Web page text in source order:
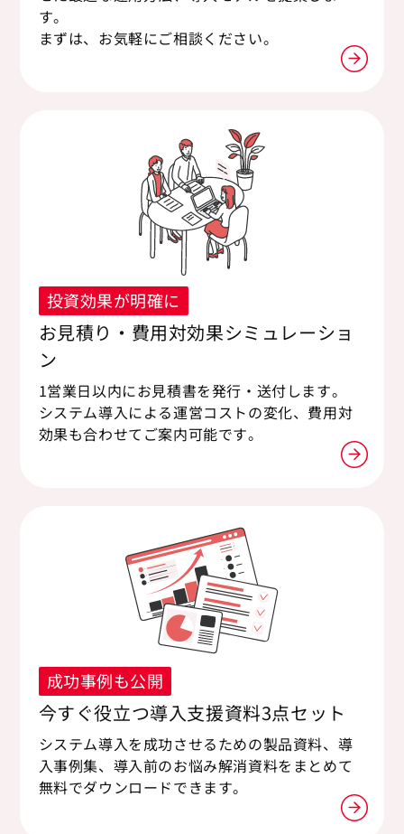
す。
まずは、お気軽にご相談ください。
投資効果が明確に
お見積り・費用対効果シミュレーショ
ン
1営業日以内にお見積書を発行・送付します。
システム導入による運営コストの変化、費用対
効果も合わせてご案内可能です。
成功事例も公開
今すぐ役立つ導入支援資料3点セット
システム導入を成功させるための製品資料、導
入事例集、導入前のお悩み解消資料をまとめて
無料でダウンロードできます。